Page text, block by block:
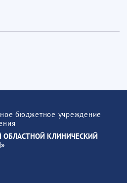
бюджетное учреждение
ОБЛАСТНОЙ КЛИНИЧЕСКИЙ